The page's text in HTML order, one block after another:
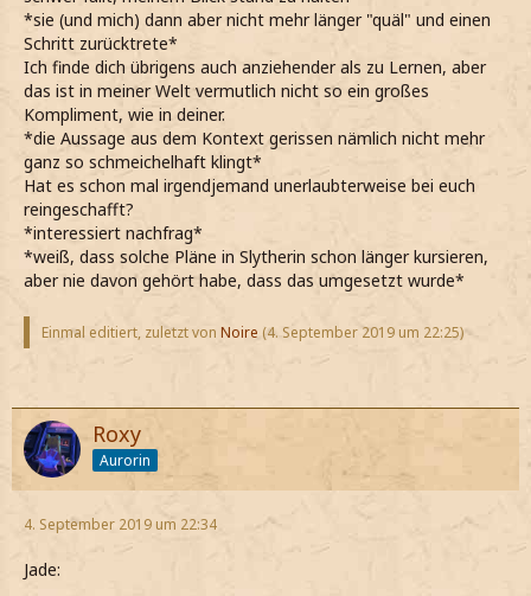
*sie (und mich) dann aber nicht mehr länger "quäl" und einen
Schritt zurücktrete*
Ich finde dich übrigens auch anziehender als zu Lernen, aber
das ist in meiner Welt vermutlich nicht so ein großes
Kompliment, wie in deiner.
*die Aussage aus dem Kontext gerissen nämlich nicht mehr
ganz so schmeichelhaft klingt*
Hat es schon mal irgendjemand unerlaubterweise bei euch
reingeschafft?
*interessiert nachfrag*
*weiß, dass solche Pläne in Slytherin schon länger kursieren,
aber nie davon gehört habe, dass das umgesetzt wurde*
Einmal editiert, zuletzt von Noire (4. September 2019 um 22:25)
Roxy
Aurorin
4. September 2019 um 22:34
Jade: